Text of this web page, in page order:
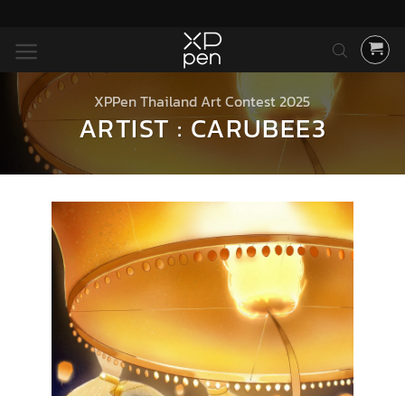
ยัง
เนื้อหา
XPPen Thailand Art Contest 2025
ARTIST : CARUBEE3